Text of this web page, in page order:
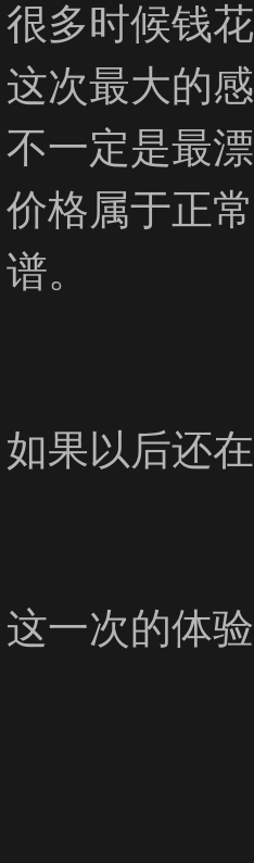
很多时候钱
这次最大的
不一定是最
价格属于正
谱。
如果以后还
这一次的体